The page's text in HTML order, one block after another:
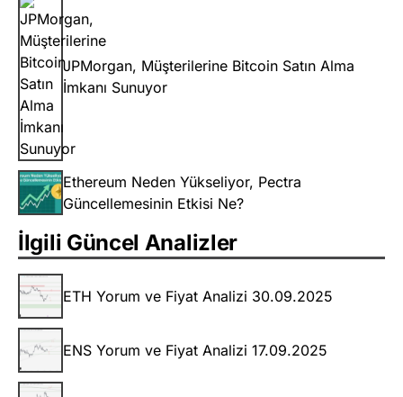
JPMorgan, Müşterilerine Bitcoin Satın Alma
İmkanı Sunuyor
Ethereum Neden Yükseliyor, Pectra
Güncellemesinin Etkisi Ne?
İlgili Güncel Analizler
ETH Yorum ve Fiyat Analizi 30.09.2025
ENS Yorum ve Fiyat Analizi 17.09.2025